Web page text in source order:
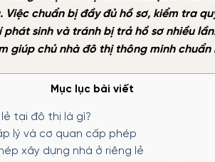
Việc chuẩn bị đầy đủ hồ sơ, kiểm tra
phát sinh và tránh bị trả hồ sơ nhiều
giúp chủ nhà đô thị thông minh chuẩn
Mục lục bài viết
lẻ tại đô thị là gì?
lý và cơ quan cấp phép
xây dựng nhà ở riêng lẻ